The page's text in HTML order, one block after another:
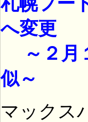
へ変更
～２月
似～
マックス